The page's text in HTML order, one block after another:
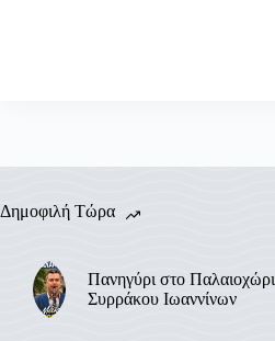
Δημοφιλή Τώρα
Πανηγύρι στο Παλαιοχώρι
Συρράκου Ιωαννίνων